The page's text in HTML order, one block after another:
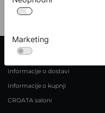
INFORMACIJE O KUPNJI
Informacije o dostavi
Informacije o kupnji
CROATA saloni
Marketing